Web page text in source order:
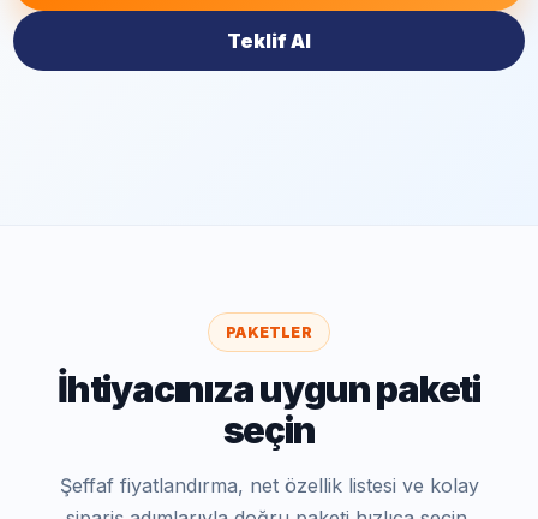
Teklif Al
PAKETLER
İhtiyacınıza uygun paketi
seçin
Şeffaf fiyatlandırma, net özellik listesi ve kolay